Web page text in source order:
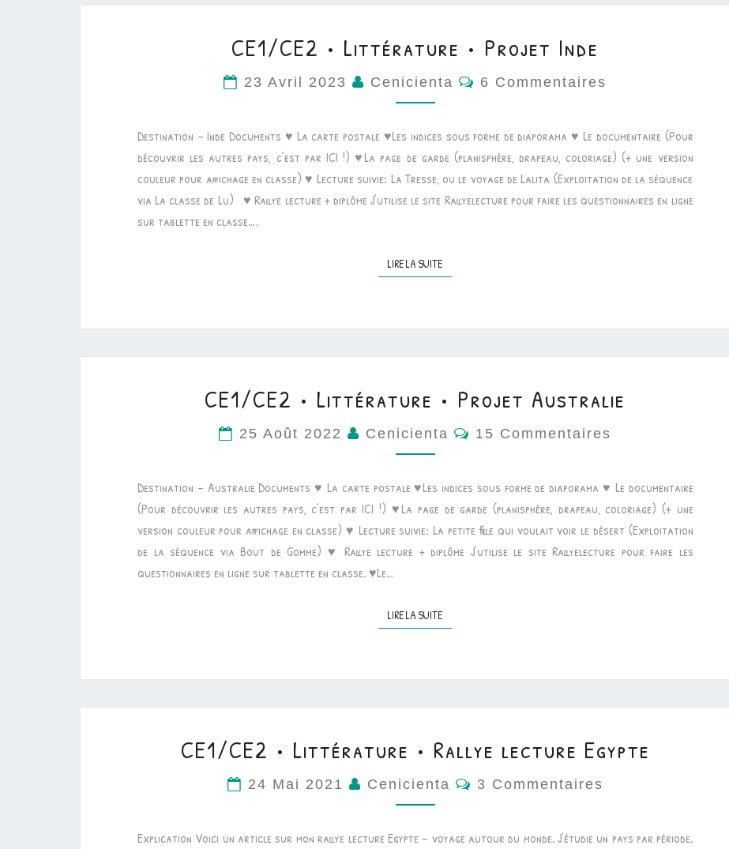
CE1/CE2 • Littérature • Projet Inde
23 Avril 2023 Cenicienta Commentaires
6 Commentaires
Destination – Inde Documents ♥ La carte postale ♥Les indices sous forme de diaporama ♥ Le documentaire (Pour
découvrir les autres pays, c’est par ICI !) ♥La page de garde (planisphère, drapeau, coloriage) (+ une version
couleur pour affichage en classe) ♥ Lecture suivie: La Tresse, ou le voyage de Lalita (Exploitation de la séquence
via La classe de Lu) ♥ Rallye lecture + diplôme J’utilise le site Rallyelecture pour faire les questionnaires en ligne
sur tablette en classe….
LIRE LA SUITELIRE LA SUITE
CE1/CE2 • Littérature • Projet Australie
25 Août 2022 Cenicienta Commentaires
15 Commentaires
Destination – Australie Documents ♥ La carte postale ♥Les indices sous forme de diaporama ♥ Le documentaire
(Pour découvrir les autres pays, c’est par ICI !) ♥La page de garde (planisphère, drapeau, coloriage) (+ une
version couleur pour affichage en classe) ♥ Lecture suivie: La petite fille qui voulait voir le désert (Exploitation
de la séquence via Bout de Gomme) ♥ Rallye lecture + diplôme J’utilise le site Rallyelecture pour faire les
questionnaires en ligne sur tablette en classe. ♥Le…
LIRE LA SUITELIRE LA SUITE
CE1/CE2 • Littérature • Rallye lecture Egypte
24 Mai 2021 Cenicienta Commentaires
3 Commentaires
Explication Voici un article sur mon rallye lecture Egypte – voyage autour du monde. J’étudie un pays par période.